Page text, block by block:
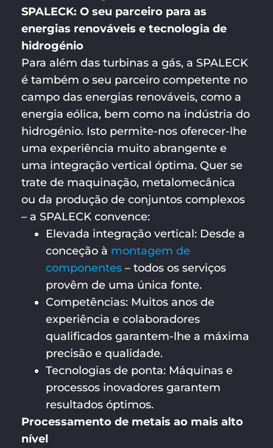
SPALECK: O seu parceiro para as
energias renováveis e tecnologia de
hidrogénio
Para além das turbinas a gás, a SPALECK
é também o seu parceiro competente no
campo das energias renováveis, como a
energia eólica, bem como na indústria do
hidrogénio. Isto permite-nos oferecer-lhe
uma experiência muito abrangente e
uma integração vertical óptima. Quer se
trate de maquinação, metalomecânica
ou da produção de conjuntos complexos
– a SPALECK convence:
Elevada integração vertical: Desde a
conceção à montagem de
componentes– todos os serviços
provêm de uma única fonte.
Competências: Muitos anos de
experiência e colaboradores
qualificados garantem-lhe a máxima
precisão e qualidade.
Tecnologias de ponta: Máquinas e
processos inovadores garantem
resultados óptimos.
Processamento de metais ao mais alto
nível